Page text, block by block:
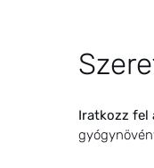
Iratkozz fel